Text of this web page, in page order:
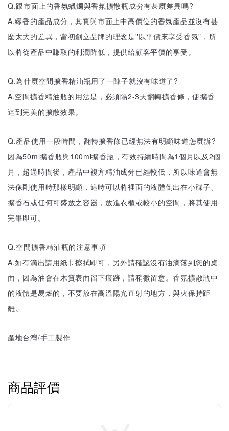
Q.跟市面上的香氛蠟燭與香氛擴散瓶成分有甚麼差異嗎?
A.繆香的產品成分，其實與市面上中高價位的香氛產品並沒有甚
麼太大的差異，當初創立品牌的理念是"以平價來享受香氛"，所
以將從產品中賺取的利潤降低，提供給顧客平價的享受。
Q.為什麼空間擴香精油瓶用了一陣子就沒有味道了?
A.空間擴香精油瓶的用法是，必須隔2-3天翻轉擴香條，使擴香
達到完美的擴散效果。
Q.產品使用一段時間，翻轉擴香條已經無法有明顯味道怎麼辦?
因為50ml擴香瓶與100ml擴香瓶，有效持續時間為1個月以及2個
月，超過時間後，產品中複方精油成分已經較低，所以味道會無
法像剛使用時那樣明顯，這時可以將裡面的液體倒出在小碟子、
擴香石或任何可盛放之容器，放進衣櫃或較小的空間，將其使用
完畢即可。
Q.空間擴香精油瓶的注意事項
A.如有滴出請用紙巾擦拭即可，另外請確認沒有油滴落到您的桌
面，因為油會在木質表面留下痕跡，請稍微留意。香氛擴散瓶中
的液體是易燃的，不要放在高溫陽光直射的地方，與火保持距
離。
產地台灣/手工製作
商品評價